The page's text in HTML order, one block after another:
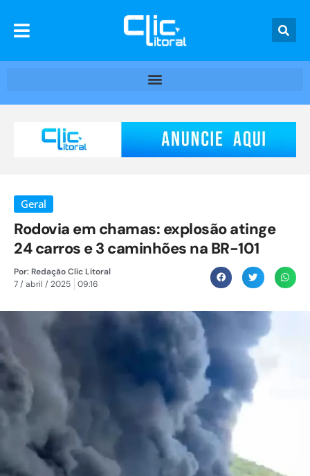
Geral
Rodovia em chamas: explosão atinge
24 carros e 3 caminhões na BR-101
Por:Redação Clic Litoral
7 / abril / 2025
09:16